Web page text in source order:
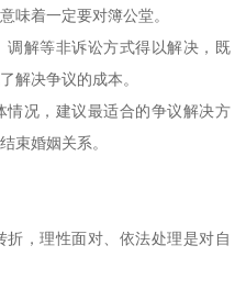
味着一定要对簿公堂。
解等非诉讼方式得以解决，既
解决争议的成本。
况，建议最适合的争议解决方
束婚姻关系。
，理性面对、依法处理是对自